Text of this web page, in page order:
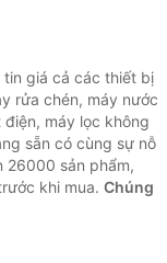
tin giá cả các thiết bị
rửa chén, máy nước
máy lọc không
sẵn có cùng sự nỗ
26000 sản phẩm,
khi mua. Chúng